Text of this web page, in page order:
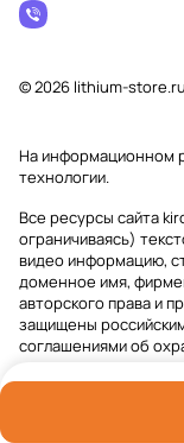
© 2026 lithium-store.ru
На информационном
технологии.
Все ресурсы сайта
ограничиваясь)
видео информацию,
доменное имя,
авторского права и
защищены
соглашениями об